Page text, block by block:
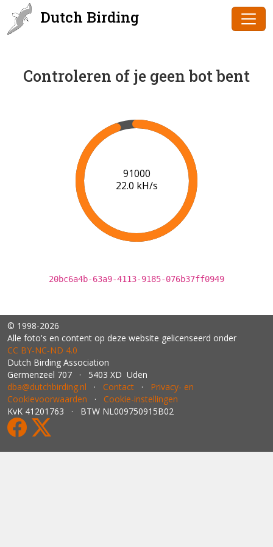
Dutch Birding
Controleren of je geen bot bent
91000
22.0 kH/s
20bc6a4b-63a9-4113-9185-076b37ff0949
© 1998-2026
Alle foto's en content op deze website gelicenseerd onder
CC BY‑NC‑ND 4.0
Dutch Birding Association
Germenzeel 707 · 5403 XD Uden
dba@dutchbirding.nl · Contact · Privacy- en
Cookievoorwaarden · Cookie-instellingen
KvK 41201763 · BTW NL009750915B02